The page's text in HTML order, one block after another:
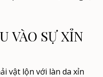
VÀO SỰ XỈN
vật lộn với làn da xỉn